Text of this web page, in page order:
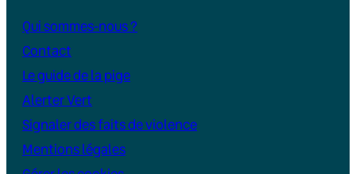
Qui sommes-nous ?
Contact
Le guide de la pige
Alerter Vert
Signaler des faits de violence
Mentions légales